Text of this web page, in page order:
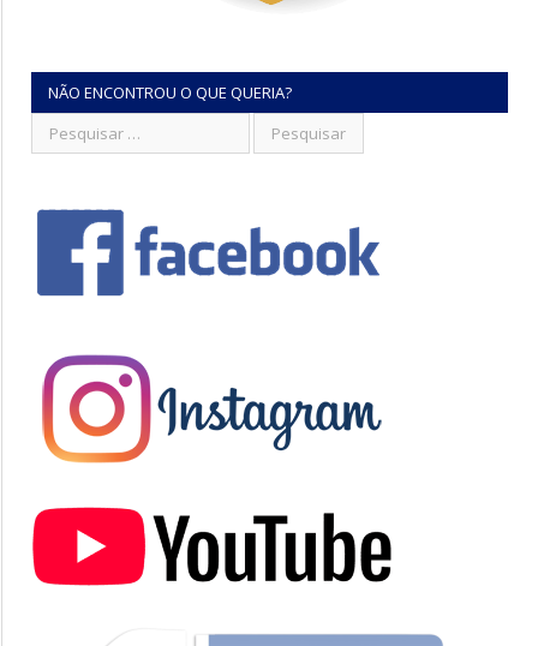
NÃO ENCONTROU O QUE QUERIA?